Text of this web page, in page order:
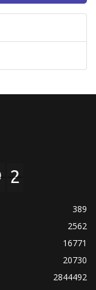
389
2562
16771
20730
2844492